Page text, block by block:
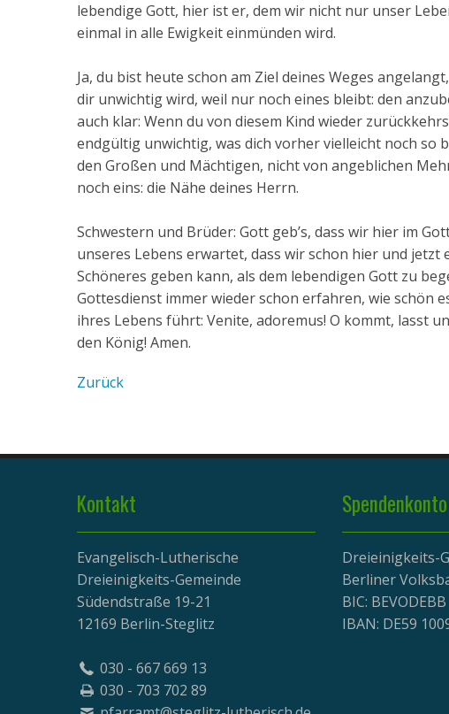
lebendige Gott, hier ist er, dem wir nicht nur unser
einmal in alle Ewigkeit einmünden wird.
Ja, du bist heute schon am Ziel deines Weges
dir unwichtig wird, weil nur noch eines bleibt: den
auch klar: Wenn du von diesem Kind wieder
endgültig unwichtig, was dich vorher vielleicht noch so
den Großen und Mächtigen, nicht von angeblichen
noch eins: die Nähe deines Herrn.
Schwestern und Brüder: Gott geb’s, dass wir hier im
unseres Lebens erwartet, dass wir schon hier und
Schöneres geben kann, als dem lebendigen Gott zu
Gottesdienst immer wieder schon erfahren, wie schön
ihres Lebens führt: Venite, adoremus! O kommt, lasst
den König! Amen.
Zurück
Kontakt
Evangelisch-Lutherische
Dreieinigkeits-Gemeinde
Südendstraße 19-21
12169 Berlin-Steglitz
030 - 667 669 13
030 - 703 702 89
Spendenkonto
Dreieinigkeits-
Berliner
BIC: BEVODEBB
IBAN: DE59